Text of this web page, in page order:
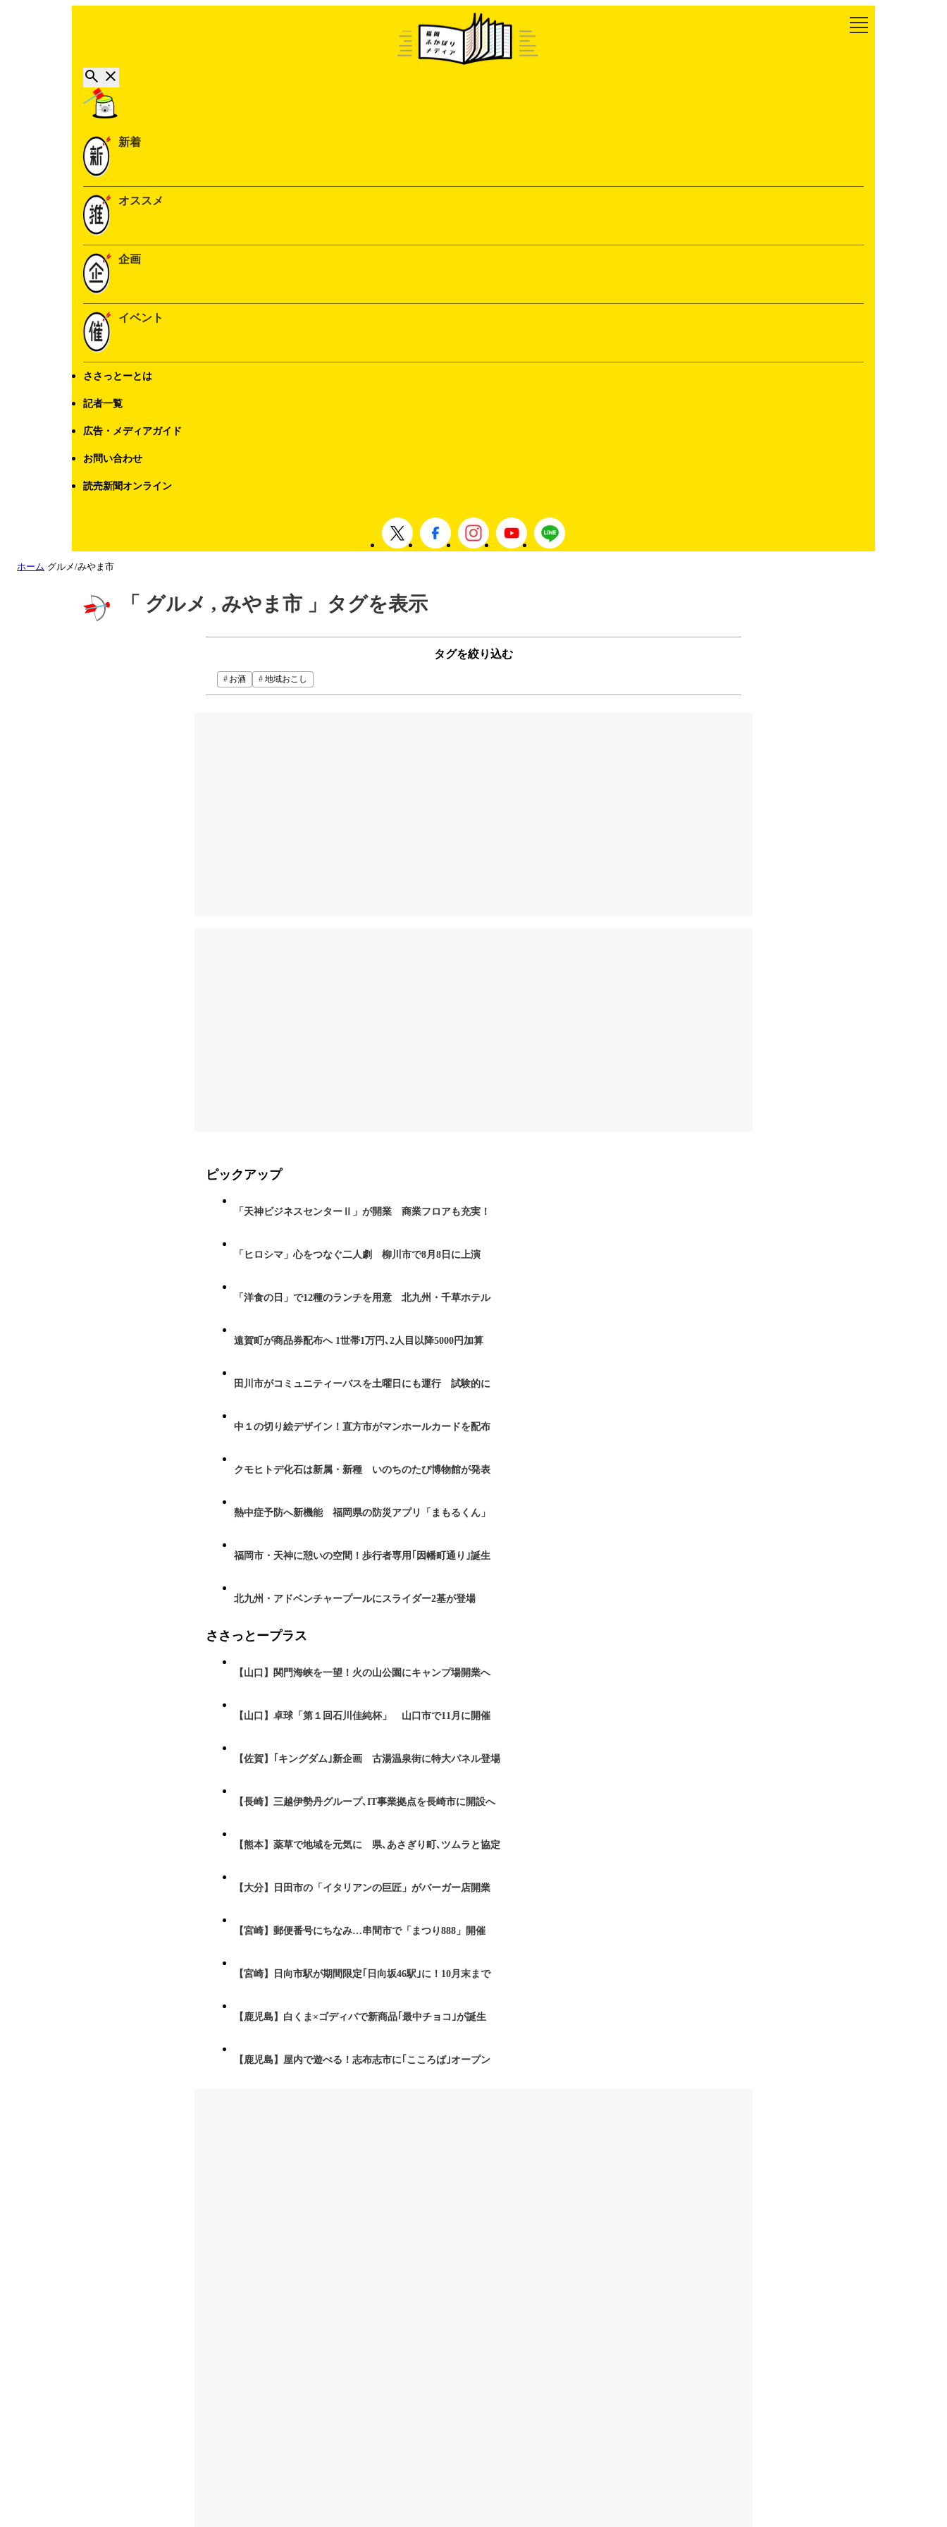
新着
オススメ
企画
イベント
ささっとーとは
記者一覧
広告・メディアガイド
お問い合わせ
読売新聞オンライン
ホーム グルメ/みやま市
「 グルメ , みやま市 」タグを表示
タグを絞り込む
お酒 地域おこし
ピックアップ
「天神ビジネスセンターⅡ」が開業 商業フロアも充実！
「ヒロシマ」心をつなぐ二人劇 柳川市で8月8日に上演
「洋食の日」で12種のランチを用意 北九州・千草ホテル
遠賀町が商品券配布へ 1世帯1万円､2人目以降5000円加算
田川市がコミュニティーバスを土曜日にも運行 試験的に
中１の切り絵デザイン！直方市がマンホールカードを配布
クモヒトデ化石は新属・新種 いのちのたび博物館が発表
熱中症予防へ新機能 福岡県の防災アプリ「まもるくん」
福岡市・天神に憩いの空間！歩行者専用｢因幡町通り｣誕生
北九州・アドベンチャープールにスライダー2基が登場
ささっとープラス
【山口】関門海峡を一望！火の山公園にキャンプ場開業へ
【山口】卓球「第１回石川佳純杯」 山口市で11月に開催
【佐賀】｢キングダム｣新企画 古湯温泉街に特大パネル登場
【長崎】三越伊勢丹グループ､IT事業拠点を長崎市に開設へ
【熊本】薬草で地域を元気に 県､あさぎり町､ツムラと協定
【大分】日田市の「イタリアンの巨匠」がバーガー店開業
【宮崎】郵便番号にちなみ…串間市で「まつり888」開催
【宮崎】日向市駅が期間限定｢日向坂46駅｣に！10月末まで
【鹿児島】白くま×ゴディバで新商品｢最中チョコ｣が誕生
【鹿児島】屋内で遊べる！志布志市に｢こころば｣オープン